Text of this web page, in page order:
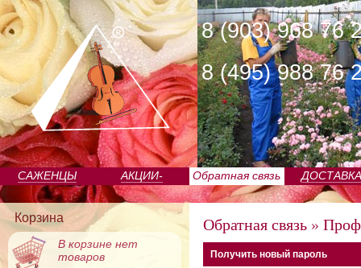
8 (903) 968 76
8 (495) 988 76
САЖЕНЦЫ
ПИТОМНИКА
АКЦИИ-
НОВОСТИ
Обратная связь
Корзина
В корзине нет
товаров
Обратная связь »
Получить новый пароль